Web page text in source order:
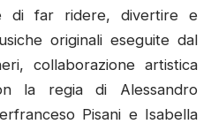
di far ridere, divertire e
originali eseguite dal
collaborazione artistica
la regia di Alessandro
Pisani e Isabella